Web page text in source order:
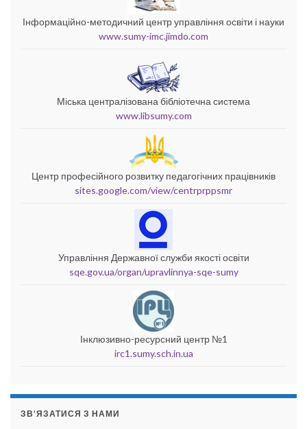
Інформаційно-методичний центр управління освіти і науки
www.sumy-imc.jimdo.com
Міська централізована бібліотечна система
www.libsumy.com
Центр професійного розвитку педагогічних працівників
sites.google.com/view/centrprppsmr
Управління Державної служби якості освіти
sqe.gov.ua/organ/upravlinnya-sqe-sumy
Інклюзивно-ресурсний центр №1
irc1.sumy.sch.in.ua
ЗВ’ЯЗАТИСЯ З НАМИ